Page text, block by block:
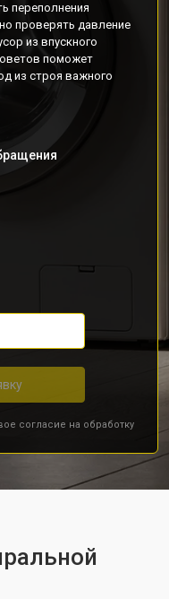
переполнения
проверять давление
из впускного
поможет
из строя важного
согласие на обработку